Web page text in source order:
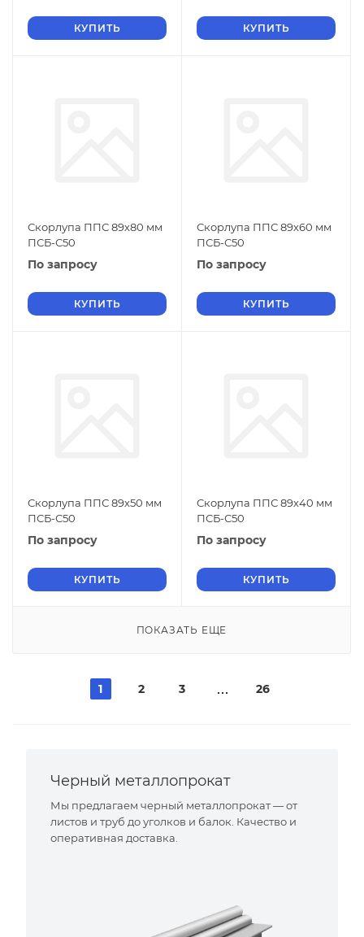
КУПИТЬ КУПИТЬ
Скорлупа ППС 89х80 мм
ПСБ-С50
По запросу
КУПИТЬ
Скорлупа ППС 89х60 мм
ПСБ-С50
По запросу
КУПИТЬ
Скорлупа ППС 89х50 мм
ПСБ-С50
По запросу
КУПИТЬ
Скорлупа ППС 89х40 мм
ПСБ-С50
По запросу
КУПИТЬ
ПОКАЗАТЬ ЕЩЕ
1 2 3 26
Черный металлопрокат
Мы предлагаем черный металлопрокат — от
листов и труб до уголков и балок. Качество и
оперативная доставка.